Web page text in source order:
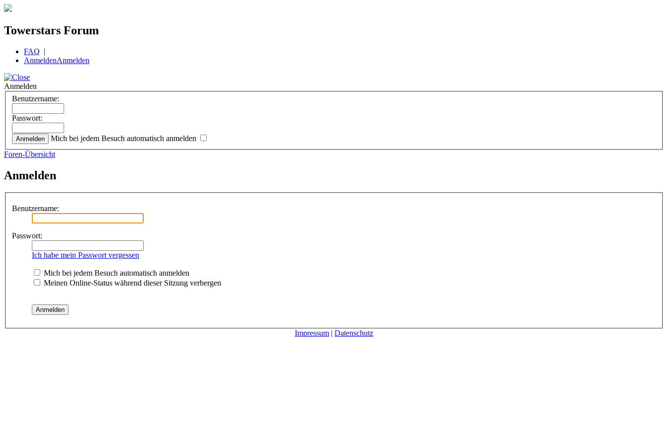
Towerstars Forum
FAQ |
AnmeldenAnmelden
Anmelden
Benutzername:
Passwort:
Mich bei jedem Besuch automatisch anmelden
Foren-Übersicht
Anmelden
Benutzername:
Passwort:
Ich habe mein Passwort vergessen
Mich bei jedem Besuch automatisch anmelden
Meinen Online-Status während dieser Sitzung verbergen
Impressum | Datenschutz